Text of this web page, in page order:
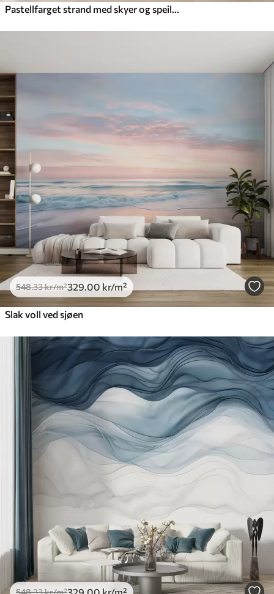
Pastellfarget strand med skyer og speilbilde i vannet
548.33kr/m²329.00 kr/m²
Slak voll ved sjøen